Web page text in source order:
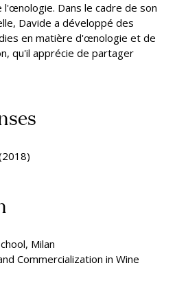
l'œnologie. Dans le cadre de son
Davide a développé des
en matière d'œnologie et de
qu'il apprécie de partager
Milan
Commercialization in Wine